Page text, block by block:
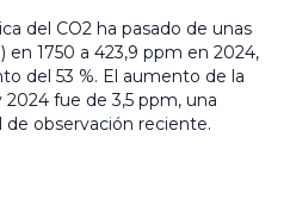
del CO2 ha pasado de unas
1750 a 423,9 ppm en 2024,
del 53 %. El aumento de la
fue de 3,5 ppm, una
de observación reciente.